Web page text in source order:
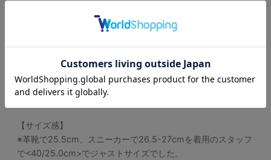
ぽてっとボリューム感のある木型にプレーンなデザインを乗せ
使用し、見た目よりも軽く使いやすくなっています。
厚底好き、ファッション好きにオススメ、ユニセックスデザイ
ンのカジュアルな一足です。
【サイズ感】
※革靴で25.5cm、スニーカーで26.5-27cmを着用のスタッフ
で<40/25.0cm>でジャストサイズでした。